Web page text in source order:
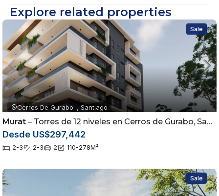
Explore related properties
Sale
Cerros De Gurabo I, Santiago
Murat – Torres de 12 niveles en Cerros de Gurabo, Santiago
Desde US$297,442
2-3 2-3 2 110-278M²
Sale